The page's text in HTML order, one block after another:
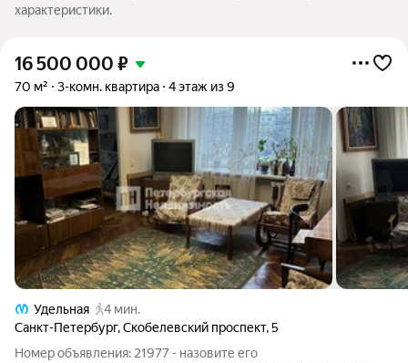
характеристики.
16 500 000 ₽
70 м² 3-комн. квартира 4 этаж из 9
Удельная
4 мин.
Санкт-Петербург,Скобелевский проспект,5
Номер объявления: 21977 - назовите его